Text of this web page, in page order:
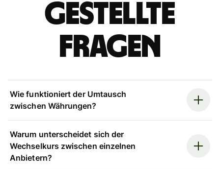
gestellte
Fragen
Wie funktioniert der Umtausch
zwischen Währungen?
Warum unterscheidet sich der
Wechselkurs zwischen einzelnen
Anbietern?